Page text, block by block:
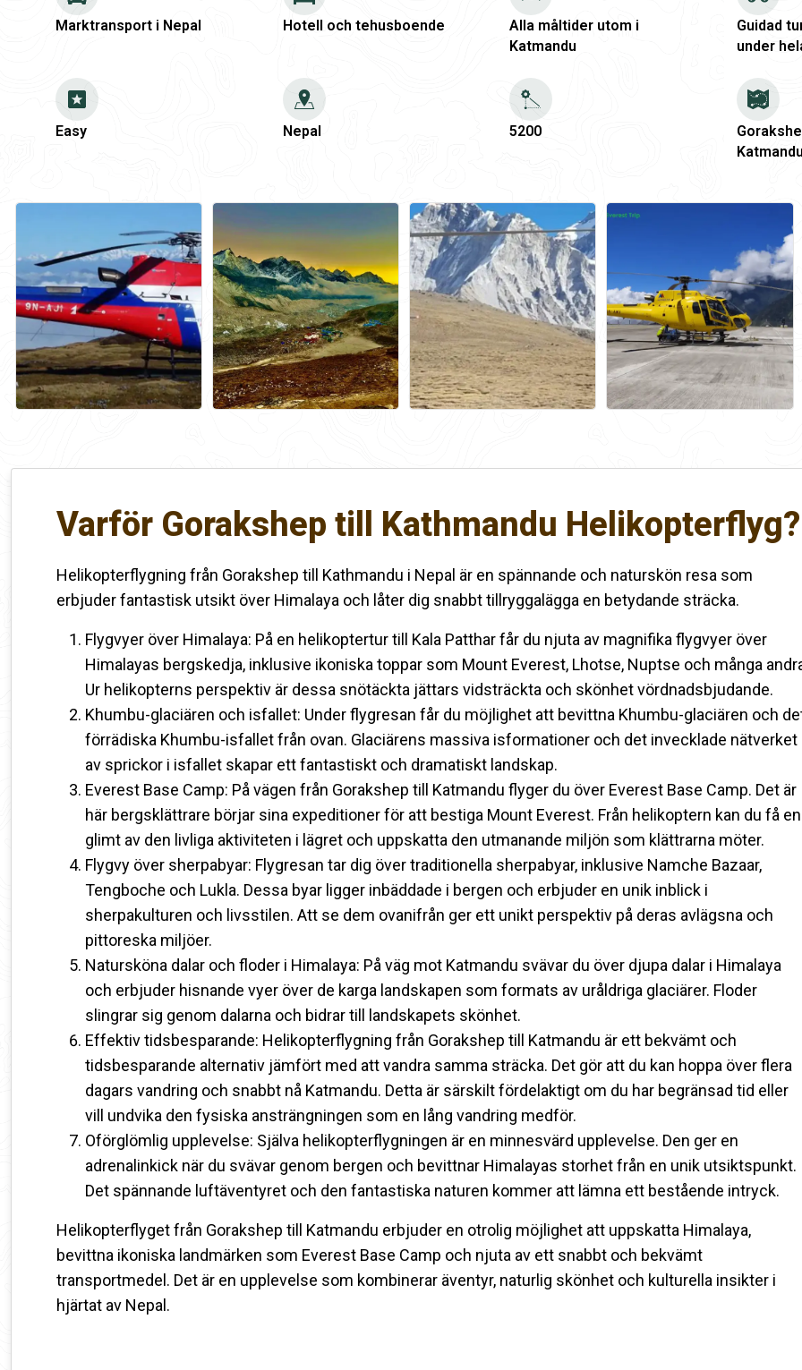
Marktransport i Nepal Hotell och tehusboende
Alla måltider utom i
Katmandu
Guidad
under
Easy Nepal 5200
Varför Gorakshep till Kathmandu Helikopterflyg?
Helikopterflygning från Gorakshep till Kathmandu i Nepal är en spännande och naturskön resa som
erbjuder fantastisk utsikt över Himalaya och låter dig snabbt tillryggalägga en betydande sträcka.
Flygvyer över Himalaya: På en helikoptertur till Kala Patthar får du njuta av magnifika flygvyer över
Himalayas bergskedja, inklusive ikoniska toppar som Mount Everest, Lhotse, Nuptse och många
Ur helikopterns perspektiv är dessa snötäckta jättars vidsträckta och skönhet vördnadsbjudande.
Khumbu-glaciären och isfallet: Under flygresan får du möjlighet att bevittna Khumbu-glaciären och
förrädiska Khumbu-isfallet från ovan. Glaciärens massiva isformationer och det invecklade nätverket
av sprickor i isfallet skapar ett fantastiskt och dramatiskt landskap.
Everest Base Camp: På vägen från Gorakshep till Katmandu flyger du över Everest Base Camp. Det är
här bergsklättrare börjar sina expeditioner för att bestiga Mount Everest. Från helikoptern kan du få en
glimt av den livliga aktiviteten i lägret och uppskatta den utmanande miljön som klättrarna möter.
Flygvy över sherpabyar: Flygresan tar dig över traditionella sherpabyar, inklusive Namche Bazaar,
Tengboche och Lukla. Dessa byar ligger inbäddade i bergen och erbjuder en unik inblick i
sherpakulturen och livsstilen. Att se dem ovanifrån ger ett unikt perspektiv på deras avlägsna och
pittoreska miljöer.
Natursköna dalar och floder i Himalaya: På väg mot Katmandu svävar du över djupa dalar i Himalaya
och erbjuder hisnande vyer över de karga landskapen som formats av uråldriga glaciärer. Floder
slingrar sig genom dalarna och bidrar till landskapets skönhet.
Effektiv tidsbesparande: Helikopterflygning från Gorakshep till Katmandu är ett bekvämt och
tidsbesparande alternativ jämfört med att vandra samma sträcka. Det gör att du kan hoppa över flera
dagars vandring och snabbt nå Katmandu. Detta är särskilt fördelaktigt om du har begränsad tid eller
vill undvika den fysiska ansträngningen som en lång vandring medför.
Oförglömlig upplevelse: Själva helikopterflygningen är en minnesvärd upplevelse. Den ger en
adrenalinkick när du svävar genom bergen och bevittnar Himalayas storhet från en unik utsiktspunkt.
Det spännande luftäventyret och den fantastiska naturen kommer att lämna ett bestående intryck.
Helikopterflyget från Gorakshep till Katmandu erbjuder en otrolig möjlighet att uppskatta Himalaya,
bevittna ikoniska landmärken som Everest Base Camp och njuta av ett snabbt och bekvämt
transportmedel. Det är en upplevelse som kombinerar äventyr, naturlig skönhet och kulturella insikter i
hjärtat av Nepal.